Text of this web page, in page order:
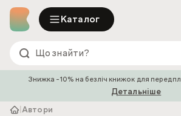
Каталог
Знижка -10% на безліч книжок для
Детальніше
|Автори